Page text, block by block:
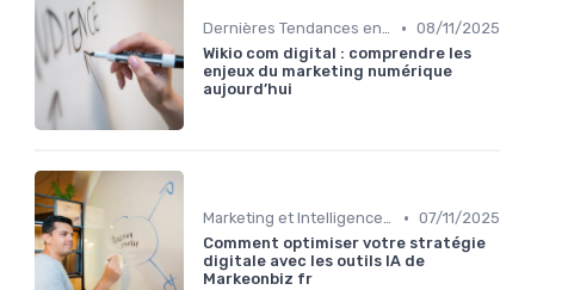
Dernières Tendances en Marketing Digital • 08/11/2025
Wikio com digital : comprendre les
enjeux du marketing numérique
aujourd’hui
Marketing et Intelligence Artificielle • 07/11/2025
Comment optimiser votre stratégie
digitale avec les outils IA de
Markeonbiz fr